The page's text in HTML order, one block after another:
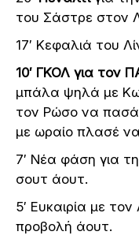
του Σάστρε στον
17′ Κεφαλιά του
10′ ΓΚΟΛ για τον
μπάλα ψηλά με
τον Ρώσο να
με ωραίο πλασέ να
7′ Νέα φάση για
σουτ άουτ.
5′ Ευκαιρία με
προβολή άουτ.